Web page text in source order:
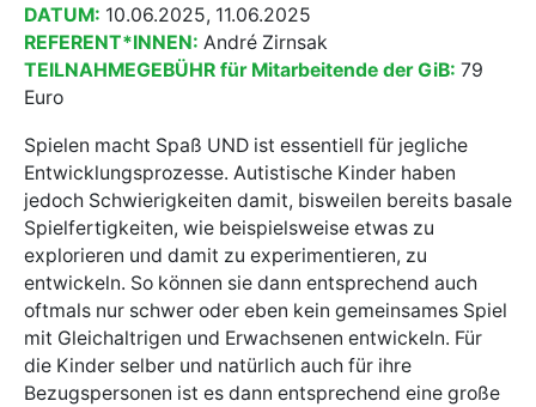
DATUM: 10.06.2025, 11.06.2025
REFERENT*INNEN: André Zirnsak
TEILNAHMEGEBÜHR für Mitarbeitende der GiB: 79
Euro
Spielen macht Spaß UND ist essentiell für jegliche
Entwicklungsprozesse. Autistische Kinder haben
jedoch Schwierigkeiten damit, bisweilen bereits basale
Spielfertigkeiten, wie beispielsweise etwas zu
explorieren und damit zu experimentieren, zu
entwickeln. So können sie dann entsprechend auch
oftmals nur schwer oder eben kein gemeinsames Spiel
mit Gleichaltrigen und Erwachsenen entwickeln. Für
die Kinder selber und natürlich auch für ihre
Bezugspersonen ist es dann entsprechend eine große